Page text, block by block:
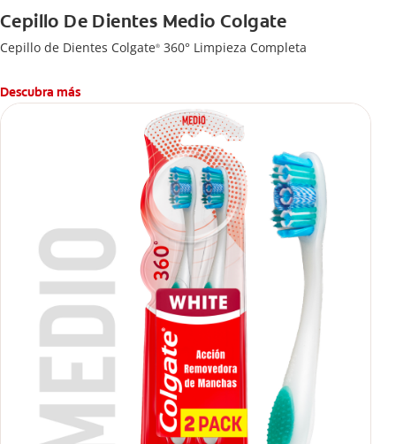
Cepillo De Dientes Medio Colgate
Cepillo de Dientes Colgate® 360° Limpieza Completa
Descubra más